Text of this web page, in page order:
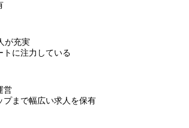
が充実
トに注力している
営
プまで幅広い求人を保有